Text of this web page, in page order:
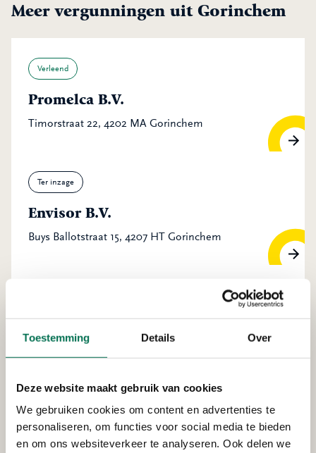
Toestemming Details Over
Deze website maakt gebruik van cookies
We gebruiken cookies om content en advertenties te
personaliseren, om functies voor social media te bieden
en om ons websiteverkeer te analyseren. Ook delen we
Meer vergunningen uit Gorinchem
Verleend
Promelca B.V.
Timorstraat 22, 4202 MA Gorinchem
Ter inzage
Envisor B.V.
Buys Ballotstraat 15, 4207 HT Gorinchem
Verleend
supermarkt Avantage